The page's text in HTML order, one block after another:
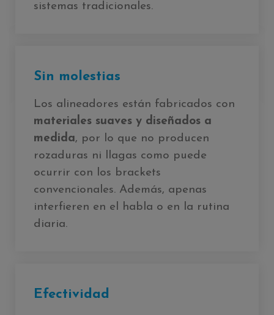
sistemas tradicionales.
Sin molestias
Los alineadores están fabricados con
materiales suaves y diseñados a
medida, por lo que no producen
rozaduras ni llagas como puede
ocurrir con los brackets
convencionales. Además, apenas
interfieren en el habla o en la rutina
diaria.
Efectividad